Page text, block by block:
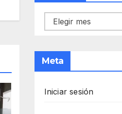
Archivos
Meta
Iniciar sesión